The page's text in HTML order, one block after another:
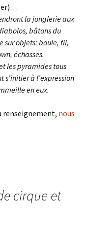
la jonglerie aux
bâtons du
sur objets: boule, fil,
échasses.
les pyramides tous
à l’expression
en eux.
renseignement, nous
cirque et